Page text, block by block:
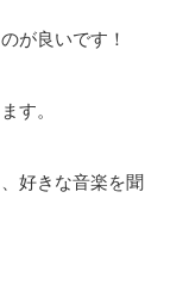
が良いです！
す。
好きな音楽を聞